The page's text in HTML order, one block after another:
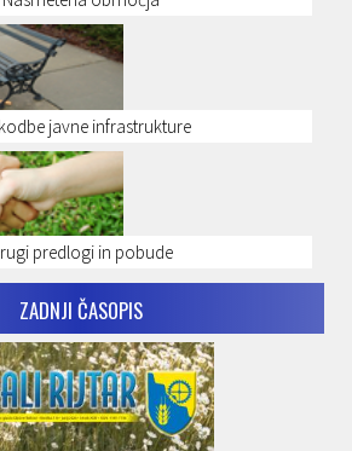
javne infrastrukture
predlogi in pobude
ZADNJI ČASOPIS